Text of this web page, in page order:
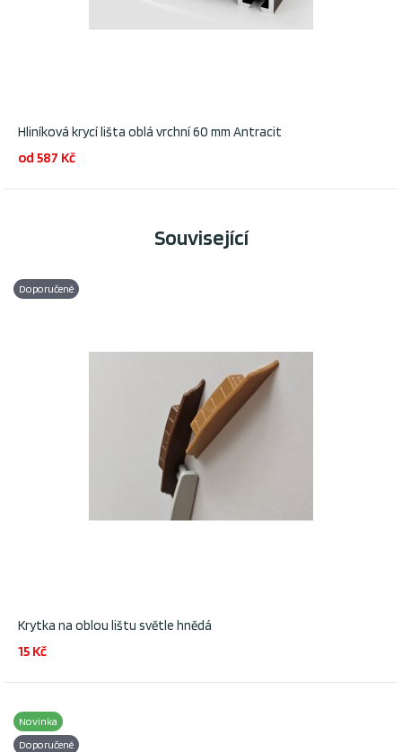
Hliníková krycí lišta oblá vrchní 60 mm Antracit
od 587 Kč
Související
Doporučené
Krytka na oblou lištu světle hnědá
15 Kč
Novinka
Doporučené